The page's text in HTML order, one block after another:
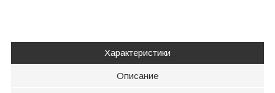
Характеристики
Описание